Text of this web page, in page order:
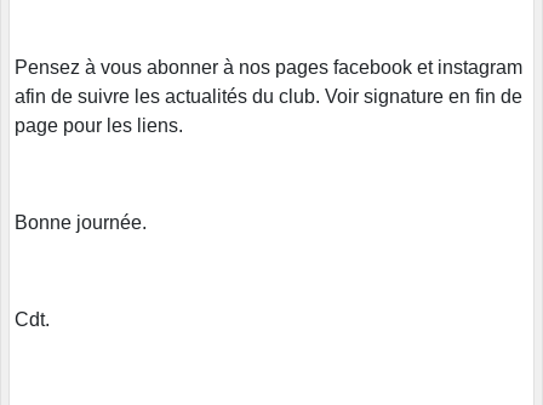
Pensez à vous abonner à nos pages facebook et instagram
afin de suivre les actualités du club. Voir signature en fin de
page pour les liens.
Bonne journée.
Cdt.